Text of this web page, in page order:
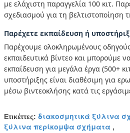
με ελάχιστη παραγγελία 100 κιτ.
σχεδιασμού για τη βελτιστοποίηση
Παρέχετε εκπαίδευση ή
Παρέχουμε ολοκληρωμένους
εκπαιδευτικά βίντεο και μπορούμε
εκπαίδευση για μεγάλα έργα (500+
υποστήριξης είναι διαθέσιμη για
μέσω βιντεοκλήσης κατά τις
Ετικέττες: διακοσμητικά ξύλινα
ξύλινα περίκομψα σχήματα ,